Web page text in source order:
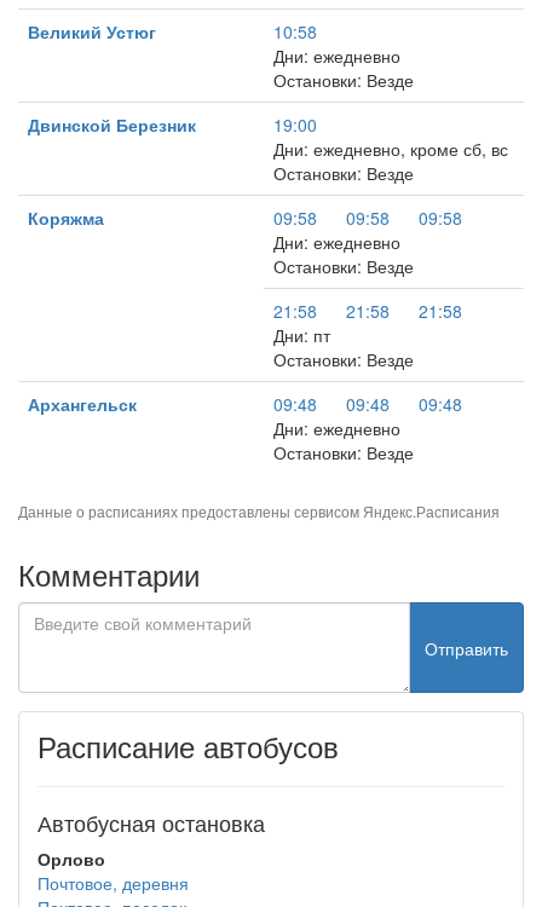
Великий Устюг
10:58
Дни: ежедневно
Остановки: Везде
Двинской Березник
19:00
Дни: ежедневно, кроме сб, вс
Остановки: Везде
Коряжма
09:58 09:58
09:58
Дни: ежедневно
Остановки: Везде
21:58
21:58
21:58
Дни: пт
Остановки: Везде
Архангельск
09:48 09:48
09:48
Дни: ежедневно
Остановки: Везде
Данные о расписаниях предоставлены сервисом Яндекс.Расписания
Комментарии
Отправить
Расписание автобусов
Автобусная остановка
Орлово
Почтовое, деревня